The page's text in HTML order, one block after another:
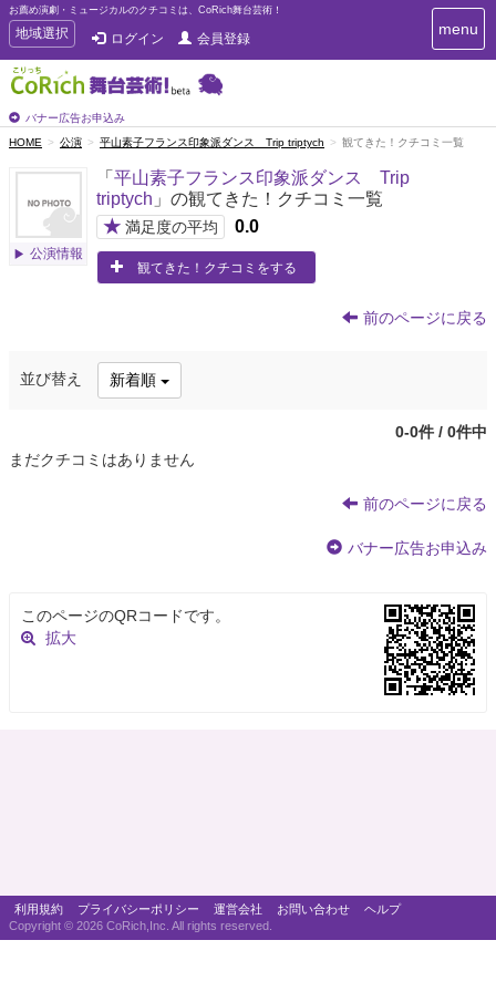
お薦め演劇・ミュージカルのクチコミは、CoRich舞台芸術！
T
o
g
g
e
n
a
t
地域選択 ログイン 会員登録
バナー広告お申込み
T
o
e
i
menu
HOME 公演 平山素子フランス印象派ダンス Trip triptych 観てきた！クチコミ一覧
公演情報
「 平山素子フランス印象派ダンス Trip
triptych 」の観てきた！クチコミ一覧
★ 満足度の平均 0.0
観てきた！クチコミをする
前のページに戻る
並び替え 新着順
0-0件 / 0件中
まだクチコミはありません
前のページに戻る
バナー広告お申込み
このページのQRコードです。
拡大
利用規約 プライバシーポリシー 運営会社 お問い合わせ
ヘルプ
Copyright © 2026 CoRich,Inc. All rights reserved.